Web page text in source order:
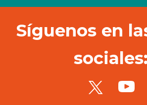
Síguenos en
sociales: